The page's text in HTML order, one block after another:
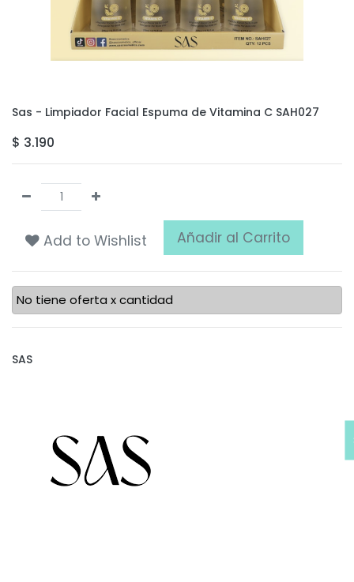
Sas - Limpiador Facial Espuma de Vitamina C SAH027
$ 3.190
Add to Wishlist Añadir al Carrito
No tiene oferta x cantidad
SAS